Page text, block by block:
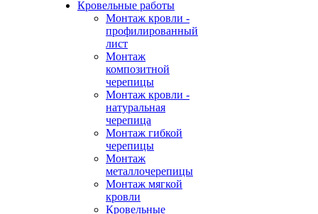
Кровельные работы
Монтаж кровли -
профилированный
лист
Монтаж
композитной
черепицы
Монтаж кровли -
натуральная
черепица
Монтаж гибкой
черепицы
Монтаж
металлочерепицы
Монтаж мягкой
кровли
Кровельные